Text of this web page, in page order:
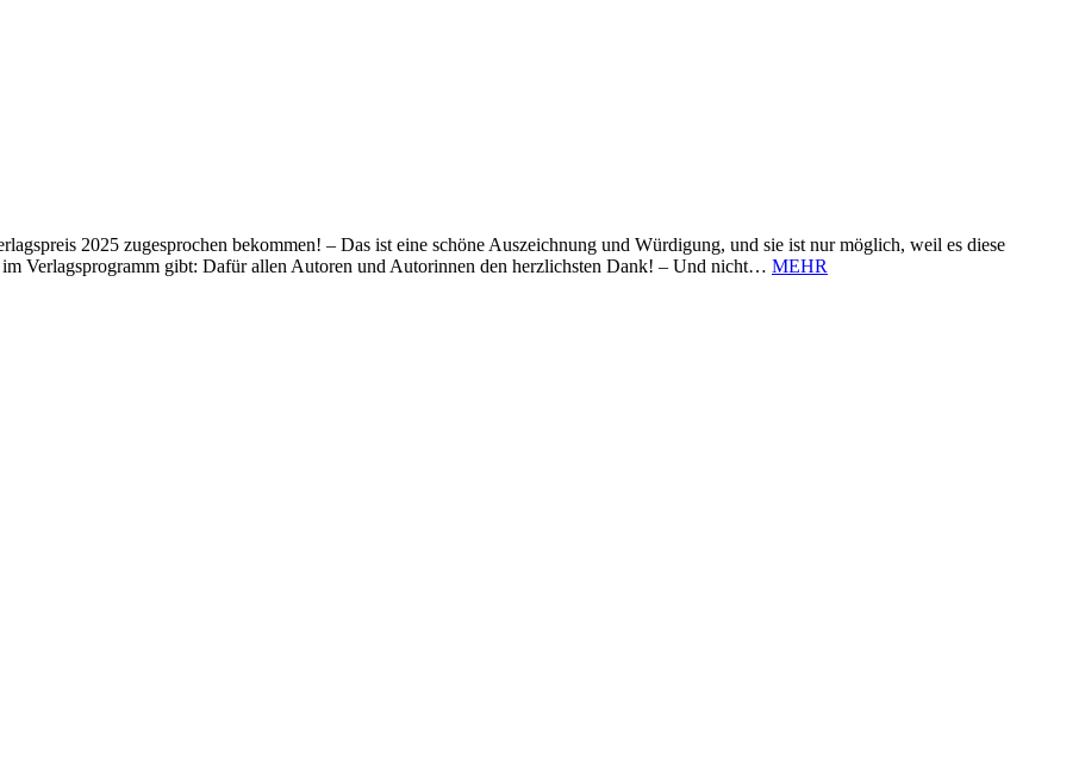
2025 zugesprochen bekommen! – Das ist eine schöne Auszeichnung und Würdigung, und sie ist nur möglich, weil es diese
Verlagsprogramm gibt: Dafür allen Autoren und Autorinnen den herzlichsten Dank! – Und nicht… MEHR